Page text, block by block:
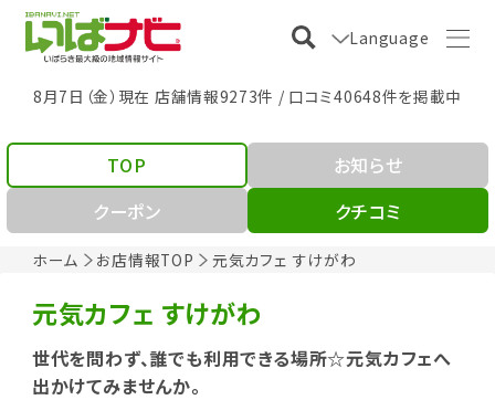
Language
8月7日（金）現在 店舗情報9273件 / 口コミ40648件を掲載中
ホーム お店情報TOP 元気カフェ すけがわ
TOP
お知らせ
クーポン
クチコミ
元気カフェ すけがわ
世代を問わず、誰でも利用できる場所☆元気カフェへ
出かけてみませんか。